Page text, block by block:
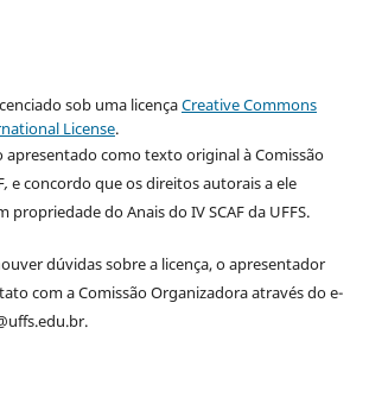
sob uma licençaCreative Commons
License.
como texto original à Comissão
, e concordo que os direitos autorais a ele
propriedade do Anais do IV SCAF da UFFS.
dúvidas sobre a licença, o apresentador
com a Comissão Organizadora através do e-